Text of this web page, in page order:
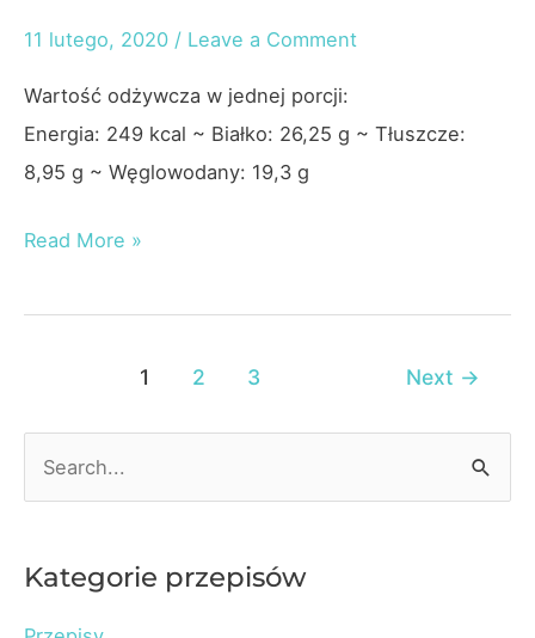
11 lutego, 2020 / Leave a Comment
Wartość odżywcza w jednej porcji:
Energia: 249 kcal ~ Białko: 26,25 g ~ Tłuszcze:
8,95 g ~ Węglowodany: 19,3 g
Zupa
stroganow
Read More »
1 2 3 Next →
rKategorie przepisów